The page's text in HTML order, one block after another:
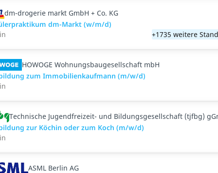
dm-drogerie markt GmbH + Co. KG
dm-Markt (w/m/d)
+1735 weitere
HOWOGE Wohnungsbaugesellschaft mbH
zum Immobilienkaufmann (m/w/d)
Technische Jugendfreizeit- und Bildungsgesellschaft (tjfbg)
zur Köchin oder zum Koch (m/w/d)
ASML Berlin AG